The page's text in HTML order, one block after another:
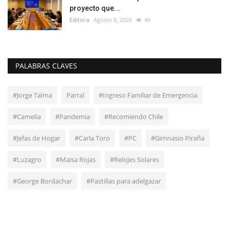
proyecto que...
Editora Agosto 6, 2026 49
PALABRAS CLAVES
#Jorge Talma Parral #Ingreso Familiar de Emergencia
#Camelia #Pandemia #Recomiendo Chile
#Jefas de Hogar #Carla Toro #PC #Gimnasio Piraña
#Luzagro #Maisa Rojas #Relojes Solares
#George Bordachar #Pastillas para adelgazar